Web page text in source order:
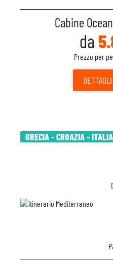
Cabine
da
Prezzo per
DETTAGLI
GRECIA - CROAZIA -